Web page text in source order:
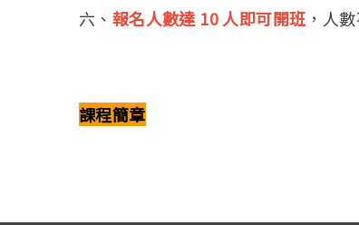
六、 報名人數達 10 人即可開班 ，人
課程簡章